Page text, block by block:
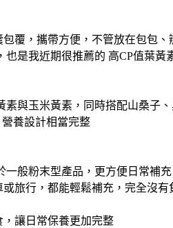
覆，攜帶方便，不管放在包包
是我近期很推薦的 高CP值葉黃
素與玉米黃素，同時搭配山桑子
養設計相當完整
般粉末型產品，更方便日常補
旅行，都能輕鬆補充，完全沒有
讓日常保養更加完整